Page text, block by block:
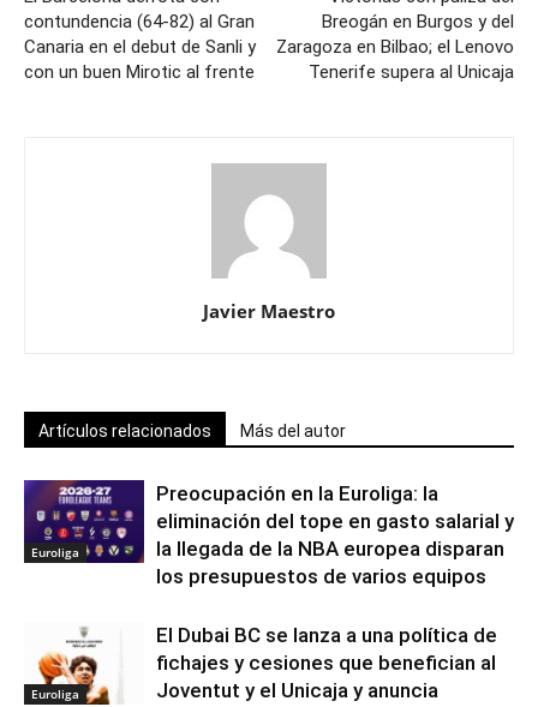
contundencia (64-82) al Gran
Canaria en el debut de Sanli y
con un buen Mirotic al frente
Breogán en Burgos y del
Zaragoza en Bilbao; el Lenovo
Tenerife supera al Unicaja
Javier Maestro
Artículos relacionados Más del autor
Euroliga
Preocupación en la Euroliga: la
eliminación del tope en gasto salarial y
la llegada de la NBA europea disparan
los presupuestos de varios equipos
Euroliga
El Dubai BC se lanza a una política de
fichajes y cesiones que benefician al
Joventut y el Unicaja y anuncia